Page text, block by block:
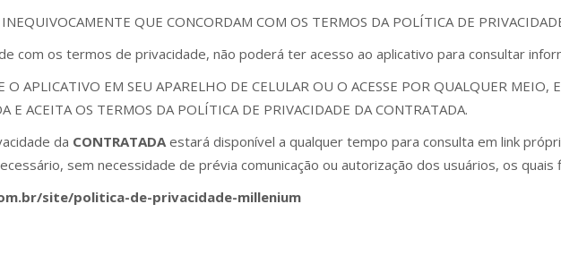
QUE CONCORDAM COM OS TERMOS DA POLÍTICA DE
com os termos de privacidade, não poderá ter acesso ao aplicativo para consultar
O APLICATIVO EM SEU APARELHO DE CELULAR OU O ACESSE POR QUALQUER
E ACEITA OS TERMOS DA POLÍTICA DE PRIVACIDADE DA CONTRATADA.
da CONTRATADAestará disponível a qualquer tempo para consulta em link
sem necessidade de prévia comunicação ou autorização dos usuários, os
site/politica-de-privacidade-millenium